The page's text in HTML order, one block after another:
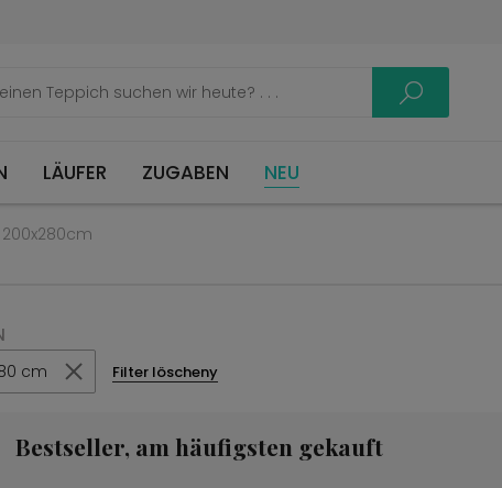
LÄUFER ZUGABEN NEU
cm Filter löscheny
Bestseller, am häufigsten gekauft